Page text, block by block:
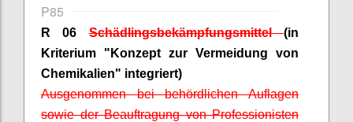
P85
R 06Schädlingsbekämpfungsmittel(in
Kriterium "Konzept zur Vermeidung von
Chemikalien" integriert)
Ausgenommen bei behördlichen Auflagen
sowie der Beauftragung vonProfessionisten